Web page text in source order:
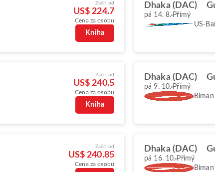
Začít od
US$ 224.7
Cena za osobu
Kniha
Dhaka (DAC)
pá 14. 8. Přímý
US-
Začít od
US$ 240.5
Cena za osobu
Kniha
Dhaka (DAC)
pá 9. 10. Přímý
Začít od
US$ 240.85
Cena za osobu
Dhaka (DAC)
pá 16. 10. Přímý